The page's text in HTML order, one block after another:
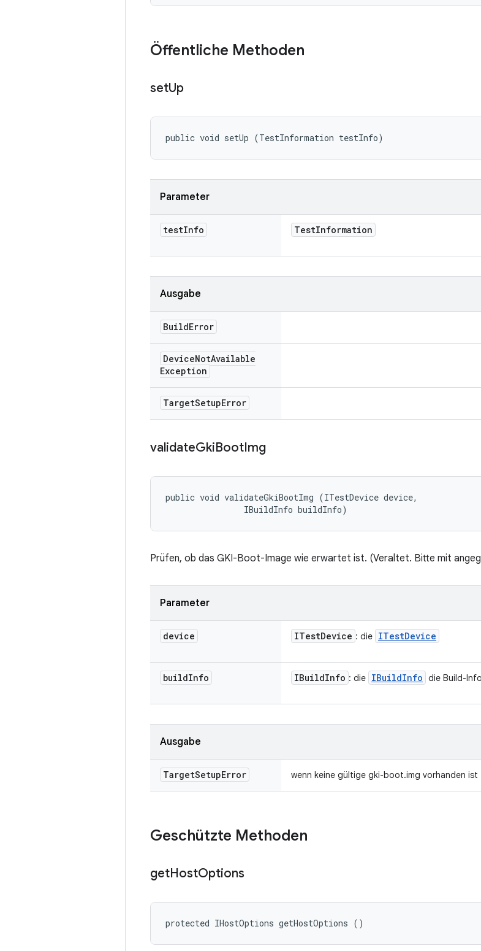
Öffentliche Methoden
setUp
public void setUp (TestInformation testInfo)
Parameter
testInfo TestInformation
Ausgabe
BuildError
DeviceNotAvailable
Exception
TargetSetupError
validateGkiBootImg
public void validateGkiBootImg (ITestDevice device,
                IBuildInfo buildInfo)
Prüfen, ob das GKI-Boot-Image wie erwartet ist. (Veraltet. Bitte mit
Parameter
device ITestDevice : die ITestDevice
buildInfo IBuildInfo : die IBuildInfo die Build-
Ausgabe
TargetSetupError wenn keine gültige gki-boot.img vorhanden ist
Geschützte Methoden
getHostOptions
protected IHostOptions getHostOptions ()